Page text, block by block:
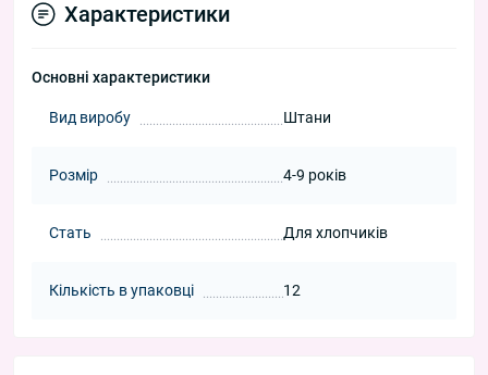
Характеристики
Основні характеристики
Вид виробу Штани
Розмір 4-9 років
Стать Для хлопчиків
Кількість в упаковці 12